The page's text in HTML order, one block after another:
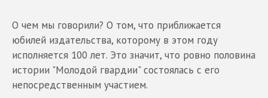
О чем мы говорили? О том, что приближается
юбилей издательства, которому в этом году
исполняется 100 лет. Это значит, что ровно половина
истории "Молодой гвардии" состоялась с его
непосредственным участием.